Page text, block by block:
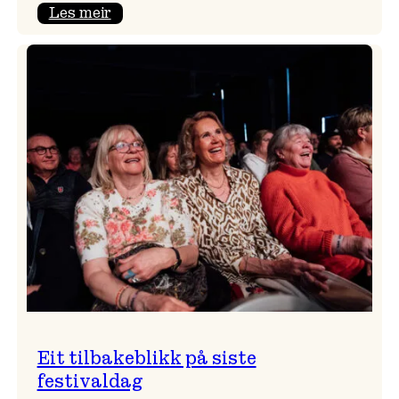
Les meir:
Eit tilbakeblikk på siste
festivaldag